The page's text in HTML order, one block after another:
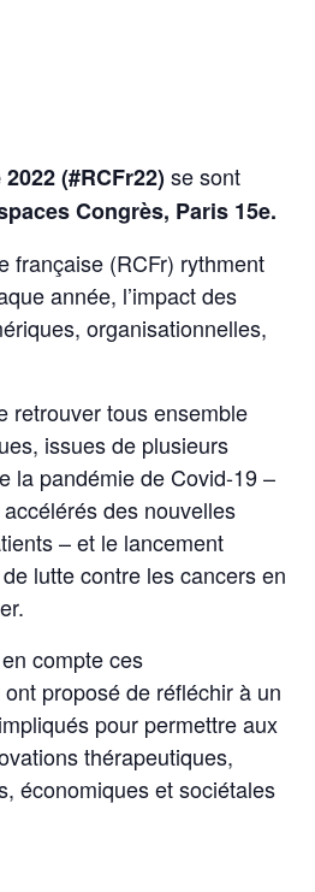
(#RCFr22)se sont
Congrès, Paris 15e.
française (RCFr) rythment
année, l’impact des
organisationnelles,
retrouver tous ensemble
issues de plusieurs
la pandémie de Covid-19 –
des nouvelles
– et le lancement
lutte contre les cancers en
compte ces
proposé de réfléchir à un
pour permettre aux
thérapeutiques,
économiques et sociétales